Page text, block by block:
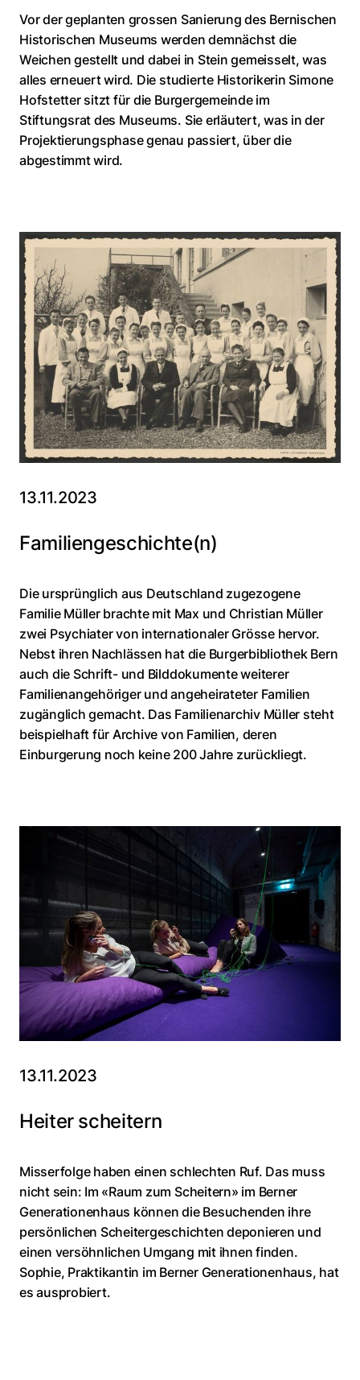
Vor der geplanten grossen Sanierung des Bernischen
Historischen Museums werden demnächst die
Weichen gestellt und dabei in Stein gemeisselt, was
alles erneuert wird. Die studierte Historikerin Simone
Hofstetter sitzt für die Burgergemeinde im
Stiftungsrat des Museums. Sie erläutert, was in der
Projektierungsphase genau passiert, über die
abgestimmt wird.
13.11.2023
Familiengeschichte(n)
Die ursprünglich aus Deutschland zugezogene
Familie Müller brachte mit Max und Christian Müller
zwei Psychiater von internationaler Grösse hervor.
Nebst ihren Nachlässen hat die Burgerbibliothek Bern
auch die Schrift- und Bilddokumente weiterer
Familienangehöriger und angeheirateter Familien
zugänglich gemacht. Das Familienarchiv Müller steht
beispielhaft für Archive von Familien, deren
Einburgerung noch keine 200 Jahre zurückliegt.
13.11.2023
Heiter scheitern
Misserfolge haben einen schlechten Ruf. Das muss
nicht sein: Im «Raum zum Scheitern» im Berner
Generationenhaus können die Besuchenden ihre
persönlichen Scheitergeschichten deponieren und
einen versöhnlichen Umgang mit ihnen finden.
Sophie, Praktikantin im Berner Generationenhaus, hat
es ausprobiert.